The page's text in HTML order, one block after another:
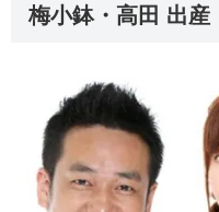
梅小鉢・高田 出産